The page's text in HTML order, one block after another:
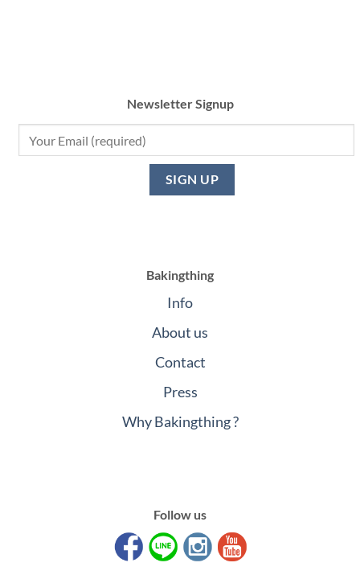
Newsletter Signup
Bakingthing
Info
About us
Contact
Press
Why Bakingthing ?
Follow us